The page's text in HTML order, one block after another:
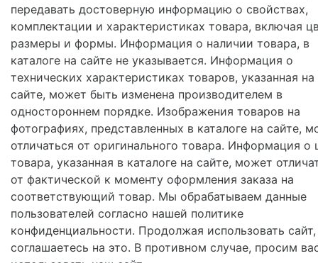
передавать достоверную информацию о свойствах,
комплектации и характеристиках товара, включая
размеры и формы. Информация о наличии товара, в
каталоге на сайте не указывается. Информация о
технических характеристиках товаров, указанная на
сайте, может быть изменена производителем в
одностороннем порядке. Изображения товаров на
фотографиях, представленных в каталоге на сайте,
отличаться от оригинального товара. Информация о
товара, указанная в каталоге на сайте, может
от фактической к моменту оформления заказа на
соответствующий товар. Мы обрабатываем данные
пользователей согласно нашей политике
конфиденциальности. Продолжая использовать
соглашаетесь на это. В противном случае, просим